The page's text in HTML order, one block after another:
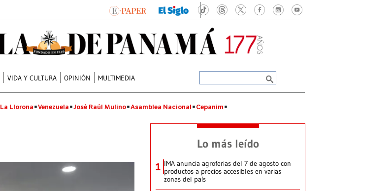
VIDA Y CULTURA OPINIÓN MULTIMEDIA
La Llorona Venezuela José Raúl Mulino Asamblea Nacional Cepanim
Lo más leído
1 IMA anuncia agroferias del 7 de agosto con
productos a precios accesibles en varias
zonas del país